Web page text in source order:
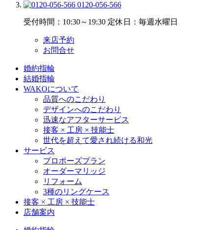
0120-056-566
受付時間：10:30～19:30 定休日：毎週水曜日
来店予約
お問合せ
婚約指輪
結婚指輪
WAKOについて
品質へのこだわり
デザインへのこだわり
迅速なアフターサービス
接客 × 工房 × 技能士
世代を超えて愛され続ける和光
サービス
プロポーズプラン
オーダーマリッジ
リフォーム
3種のリングケース
接客 × 工房 × 技能士
店舗案内